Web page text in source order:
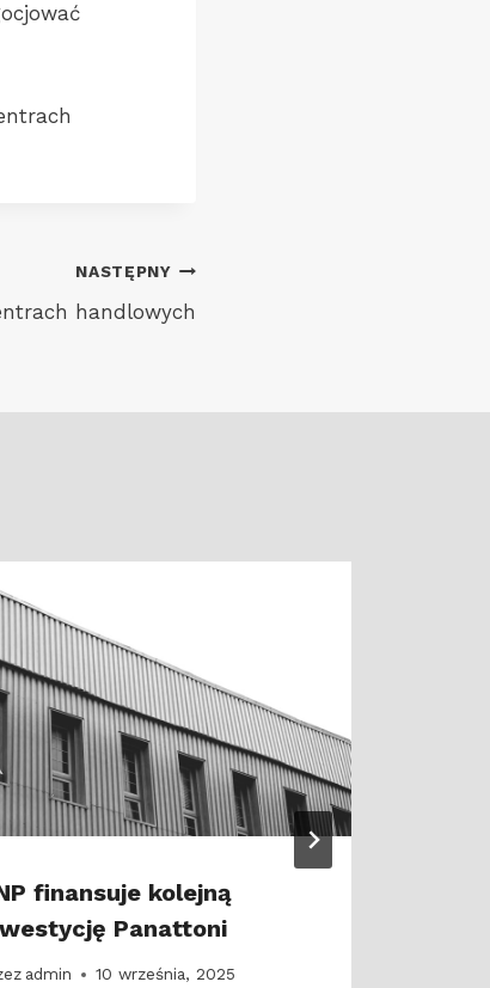
NASTĘPNY
handlowych
finansuje kolejną
Panattoni
admin 10 września, 2025